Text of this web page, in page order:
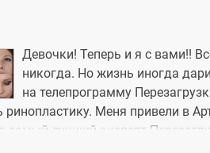
Девочки! Теперь и я с вами!!
никогда. Но жизнь иногда
на телепрограмму
ринопластику. Меня привели в
самый лучший эксперт
тех, кто боится и